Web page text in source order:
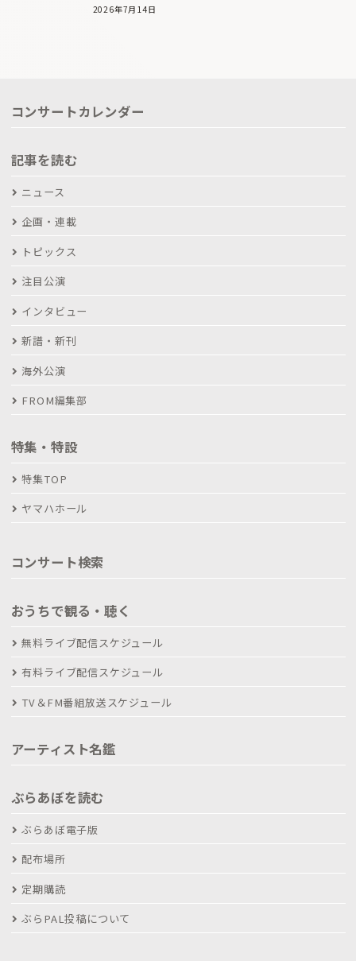
2026年7月14日
コンサートカレンダー
記事を読む
ニュース
企画・連載
トピックス
注目公演
インタビュー
新譜・新刊
海外公演
FROM編集部
特集・特設
特集TOP
ヤマハホール
コンサート検索
おうちで観る・聴く
無料ライブ配信スケジュール
有料ライブ配信スケジュール
TV＆FM番組放送スケジュール
アーティスト名鑑
ぶらあぼを読む
ぶらあぼ電子版
配布場所
定期購読
ぶらPAL投稿について